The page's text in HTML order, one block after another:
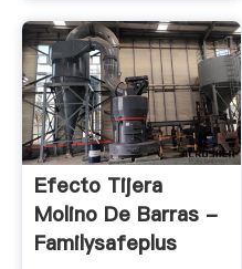
Efecto Tijera
Molino De Barras -
Familysafeplus